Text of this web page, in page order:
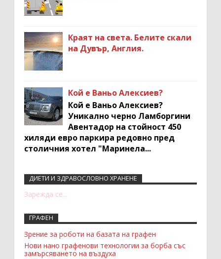
Краят на света. Белите скали
на Дувър, Англия.
Кой е Ваньо Алексиев?
Кой е Ваньо Алексиев?
Уникално черно Ламборгини
Авентадор на стойност 450
хиляди евро паркира редовно пред
столичния хотел "Маринела...
Recent Comments Widget
ДИЕТИ И ЗДРАВОСЛОВНО ХРАНЕНЕ
Зарежда се...
ГРАФЕН
Зрение за роботи на базата на графен
Нови нано графенови технологии за борба със
замърсяването на въздуха